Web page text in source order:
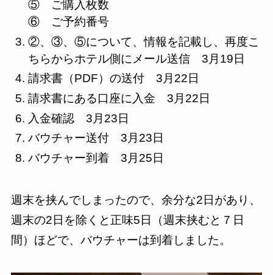
⑤ ご購入枚数
⑥ ご予約番号
②、③、⑤について、情報を記載し、再度こ
ちらからホテル側にメール送信 3月19日
請求書（PDF）の送付 3月22日
請求書にある口座に入金 3月22日
入金確認 3月23日
バウチャー送付 3月23日
バウチャー到着 3月25日
週末を挟んでしまったので、余分な2日があり、
週末の2日を除くと正味5日（週末挟むと７日
間）ほどで、バウチャーは到着しました。